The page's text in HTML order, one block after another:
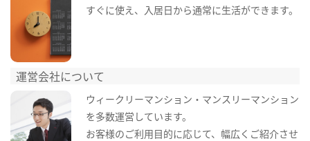
すぐに使え、入居日から通常に生活ができます。
運営会社について
ウィークリーマンション・マンスリーマンション
を多数運営しています。
お客様のご利用目的に応じて、幅広くご紹介させ